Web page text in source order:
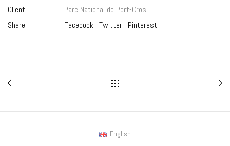
Client
Parc National de Port-Cros
Share
Facebook. Twitter. Pinterest.
English